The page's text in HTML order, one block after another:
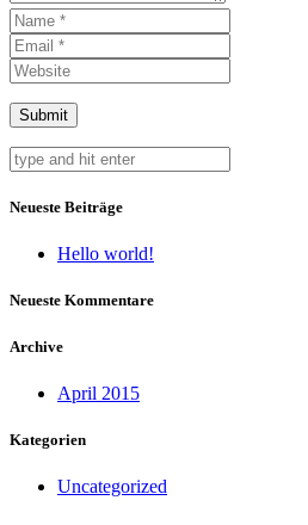
Neueste Beiträge
Hello world!
Neueste Kommentare
Archive
April 2015
Kategorien
Uncategorized